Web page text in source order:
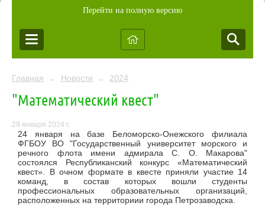
Перейти на полную версию
Главная → Новости → 2024
"Математический квест"
29 января 2024 г.
24 января на базе Беломорско-Онежского филиала
ФГБОУ ВО "Государственный университет морского и
речного флота имени адмирала С. О. Макарова"
состоялся Республиканский конкурс «Математический
квест». В очном формате в квесте приняли участие 14
команд, в состав которых вошли студенты
профессиональных образовательных организаций,
расположенных на территориии города Петрозаводска.